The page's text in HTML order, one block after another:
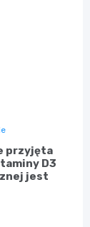
przyjęta
D3
jest